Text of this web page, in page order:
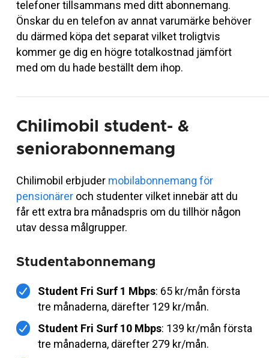
telefoner tillsammans med ditt abonnemang.
Önskar du en telefon av annat varumärke behöver
du därmed köpa det separat vilket troligtvis
kommer ge dig en högre totalkostnad jämfört
med om du hade beställt dem ihop.
Chilimobil student- &
seniorabonnemang
Chilimobil erbjuder mobilabonnemang för
pensionärer och studenter vilket innebär att du
får ett extra bra månadspris om du tillhör någon
utav dessa målgrupper.
Studentabonnemang
Student Fri Surf 1 Mbps: 65 kr/mån första
tre månaderna, därefter 129 kr/mån.
Student Fri Surf 10 Mbps: 139 kr/mån första
tre månaderna, därefter 279 kr/mån.